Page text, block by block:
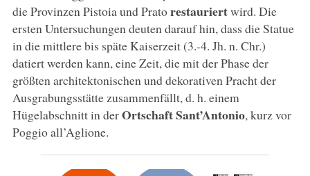
die Provinzen Pistoia und Pratorestauriertwird. Die
ersten Untersuchungen deuten darauf hin, dass die Statue
in die mittlere bis späte Kaiserzeit (3.-4. Jh. n. Chr.)
datiert werden kann, eine Zeit, die mit der Phase der
größten architektonischen und dekorativen Pracht der
Ausgrabungsstätte zusammenfällt, d. h. einem
Hügelabschnitt in derOrtschaft Sant’Antonio, kurz vor
Poggio all’Aglione.